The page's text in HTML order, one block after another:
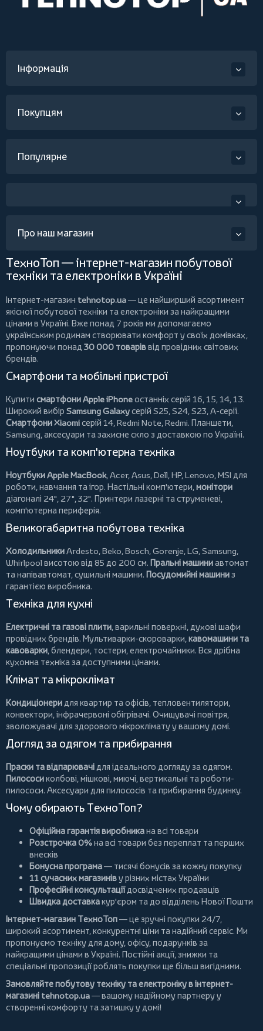
Інформація
Покупцям
Популярне
Про наш магазин
ТехноТоп — інтернет-магазин побутової
техніки та електроніки в Україні
Інтернет-магазин tehnotop.ua— це найширший асортимент
якісної побутової техніки та електроніки за найкращими
цінами в Україні. Вже понад 7 років ми допомагаємо
українським родинам створювати комфорт у своїх домівках,
пропонуючи понад 30 000 товаріввід провідних світових
брендів.
Смартфони та мобільні пристрої
Купити смартфони Apple iPhoneостанніх серій 16, 15, 14, 13.
Широкий вибір Samsung Galaxyсерій S25, S24, S23, A-серії.
Смартфони Xiaomiсерій 14, Redmi Note, Redmi. Планшети,
Samsung, аксесуари тазахисне скло з доставкою по Україні.
Ноутбуки та комп'ютерна техніка
Ноутбуки Apple MacBook,Acer,Asus,Dell,HP,Lenovo,MSI для
роботи, навчання та ігор. Настільні комп'ютери,монітори
діагоналі 24", 27", 32". Принтери лазерні та струменеві,
комп'ютерна периферія.
Великогабаритна побутова техніка
ХолодильникиArdesto,Beko,Bosch,Gorenje,LG,Samsung,
Whirlpool висотою від 85 до 200 см. Пральні машиниавтомат
та напівавтомат,сушильні машини. Посудомийні машиниз
гарантією виробника.
Техніка для кухні
Електричні та газові плити, варильні поверхні, духові шафи
провідних брендів. Мультиварки-скороварки,кавомашини та
кавоварки,блендери, тостери,електрочайники. Вся дрібна
кухонна техніка за доступними цінами.
Клімат та мікроклімат
Кондиціонеридля квартир та офісів, тепловентилятори,
конвектори,інфрачервоні обігрівачі. Очищувачі повітря,
зволожувачі для здорового мікроклімату у вашому домі.
Догляд за одягом та прибирання
Праски та відпарювачідля ідеального догляду за одягом.
Пилососиколбові,мішкові,миючі,вертикальні тароботи-
пилососи. Аксесуари для пилососів та прибирання будинку.
Чому обирають ТехноТоп?
Офіційна гарантія виробникана всі товари
Розстрочка 0%на всі товари без переплат та перших
внесків
Бонусна програма— тисячі бонусів за кожну покупку
11 сучасних магазиніву різних містах України
Професійні консультаціїдосвідчених продавців
Швидка доставкакур'єром та до відділень Нової Пошти
Інтернет-магазин ТехноТоп— це зручні покупки 24/7,
широкий асортимент, конкурентні ціни та надійний сервіс. Ми
пропонуємо техніку для дому, офісу, подарунків за
найкращими цінами в Україні. Постійні акції, знижки та
спеціальні пропозиції роблять покупки ще більш вигідними.
Замовляйте побутову техніку та електроніку в інтернет-
магазині tehnotop.ua— вашому надійному партнеру у
створенні комфорту та затишку у домі!